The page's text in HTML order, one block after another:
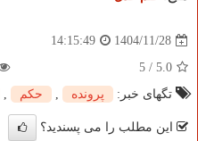
1404/11/28
14:15:49
5.0
/
5
تگهای خبر:
پرونده , حكم ,
این مطلب را می پسندید؟